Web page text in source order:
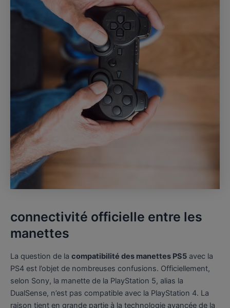
connectivité officielle entre les
manettes
La question de la compatibilité des manettes PS5 avec la
PS4 est l’objet de nombreuses confusions. Officiellement,
selon Sony, la manette de la PlayStation 5, alias la
DualSense, n’est pas compatible avec la PlayStation 4. La
raison tient en grande partie à la technologie avancée de la